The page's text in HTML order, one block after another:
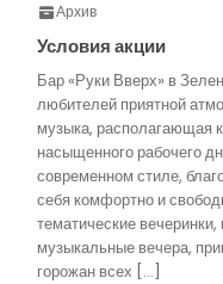
Архив
Условия акции
Бар «Руки Вверх» в
любителей приятной
музыка, располагающая
насыщенного рабочего
современном стиле,
себя комфортно и
тематические
музыкальные вечера,
горожан всех […]